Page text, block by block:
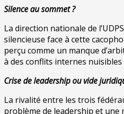
Silence au sommet ?
La direction nationale de
silencieuse face à cette
perçu comme un manque
à des conflits internes
Crise de leadership ou vide
La rivalité entre les trois
problème de leadership et une